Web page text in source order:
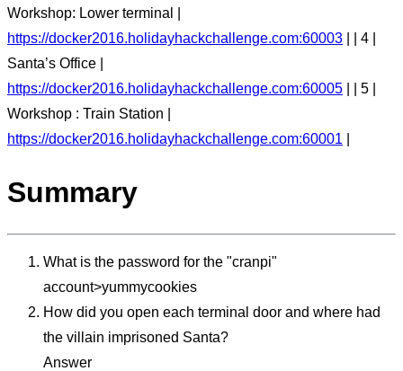
Workshop: Lower terminal |
https://docker2016.holidayhackchallenge.com:60003 | | 4 |
Santa’s Office |
https://docker2016.holidayhackchallenge.com:60005 | | 5 |
Workshop : Train Station |
https://docker2016.holidayhackchallenge.com:60001
Summary
What is the password for the "cranpi"
account>yummycookies
How did you open each terminal door and where had
the villain imprisoned Santa?
Answer